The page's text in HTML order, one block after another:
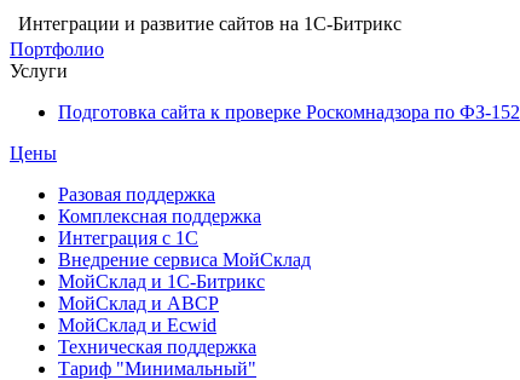
Интеграции и развитие сайтов на 1С-Битрикс
Портфолио
Услуги
Подготовка сайта к проверке Роскомнадзора по ФЗ-152
Цены
Разовая поддержка
Комплексная поддержка
Интеграция с 1С
Внедрение сервиса МойСклад
МойСклад и 1С-Битрикс
МойСклад и ABCP
МойСклад и Ecwid
Техническая поддержка
Тариф "Минимальный"